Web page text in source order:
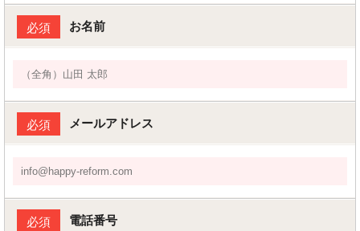
必須 お名前
必須 メールアドレス
必須 電話番号